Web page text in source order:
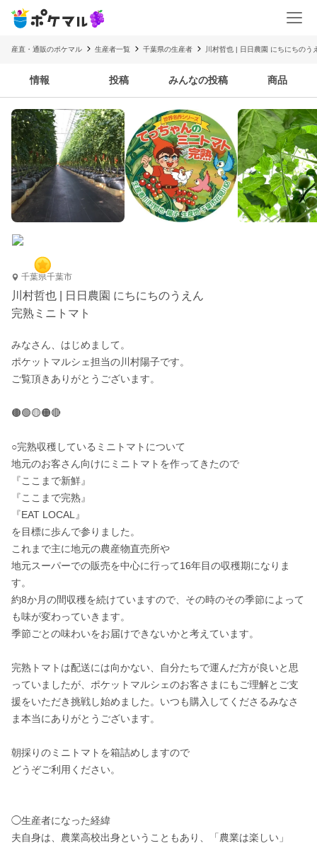
産直・通販のポケマル 生産者一覧 千葉県の生産者 川村哲也 | 日日農園 にちにちのう
情報 投稿 みんなの投稿 商品
千葉県千葉市
川村哲也 | 日日農園 にちにちのうえん
完熟ミニトマト
みなさん、はじめまして。
ポケットマルシェ担当の川村陽子です。
ご覧頂きありがとうございます。
🟤🟢🟡🟠🔴
○完熟収穫しているミニトマトについて
地元のお客さん向けにミニトマトを作ってきたので
『ここまで新鮮』
『ここまで完熟』
『EAT LOCAL』
を目標に歩んで参りました。
これまで主に地元の農産物直売所や
地元スーパーでの販売を中心に行って16年目の収穫期になりま
す。
約8か月の間収穫を続けていますので、その時のその季節によって
も味が変わっていきます。
季節ごとの味わいをお届けできないかと考えています。
完熟トマトは配送には向かない、自分たちで運んだ方が良いと思
っていましたが、ポケットマルシェのお客さまにもご理解とご支
援をいただき挑戦し始めました。いつも購入してくださるみなさ
ま本当にありがとうございます。
朝採りのミニトマトを箱詰めしますので
どうぞご利用ください。
◯生産者になった経緯
夫自身は、農業高校出身ということもあり、「農業は楽しい」